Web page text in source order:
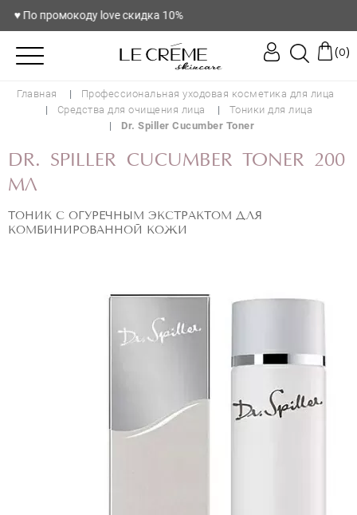
По промокоду love скидка 10%
(0)
Главная
Профессиональная уходовая косметика для лица
Средства для очищения лица
Тоники для лица
Dr. Spiller Cucumber Toner
DR. SPILLER CUCUMBER TONER 200
МЛ
ТОНИК С ОГУРЕЧНЫМ ЭКСТРАКТОМ ДЛЯ
КОМБИНИРОВАННОЙ КОЖИ